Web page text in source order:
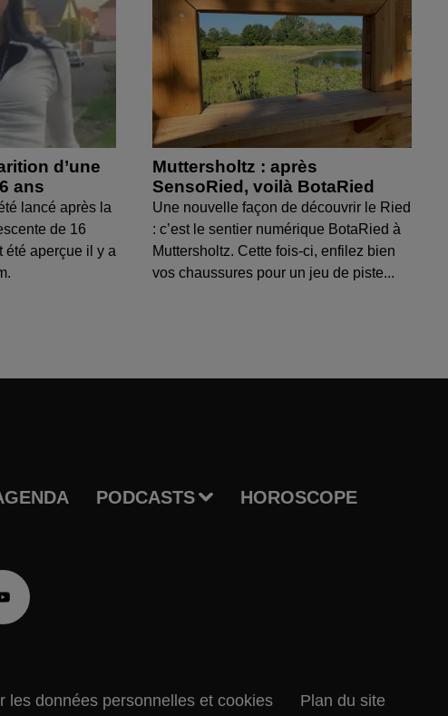
d’une
ans
lancé après la
de 16
été aperçue il y a
Muttersholtz : après
SensoRied, voilà BotaRied
Une nouvelle façon de découvrir le Ried
: c’est le sentier numérique BotaRied à
Muttersholtz. Cette fois-ci, enfilez bien
vos chaussures pour un jeu de piste...
PODCASTS HOROSCOPE
les données personnelles et cookies Plan du site